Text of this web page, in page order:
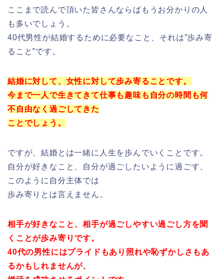
ここまで読んで頂いた皆さんならばもうお分かりの人
も多いでしょう。
40代男性が結婚するために必要なこと、それは”歩み寄
ること”です。
結婚に対して、女性に対して歩み寄ることです。
今まで一人で生きてきて仕事も趣味も自分の時間も何
不自由なく過ごしてきた
ことでしょう。
ですが、結婚とは一緒に人生を歩んでいくことです。
自分が好きなこと、自分が過ごしたいように過ごす、
このように自分主体では
歩み寄りとは言えません。
相手が好きなこと、相手が過ごしやすい過ごし方を聞
くことが歩み寄りです。
40代の男性にはプライドもあり照れや恥ずかしさもあ
るかもしれませんが、